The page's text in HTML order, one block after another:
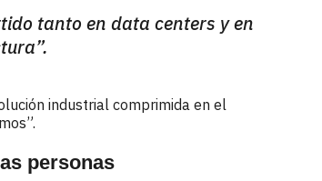
tanto en data centers y en
industrial comprimida en el
personas